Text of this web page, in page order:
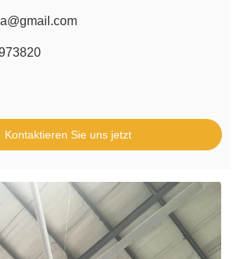
Kontaktieren Sie uns jetzt